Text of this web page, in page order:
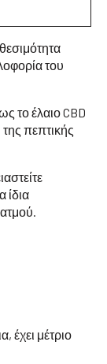
του
το έλαιο CBD
πεπτικής
ίδια
έχει μέτριο